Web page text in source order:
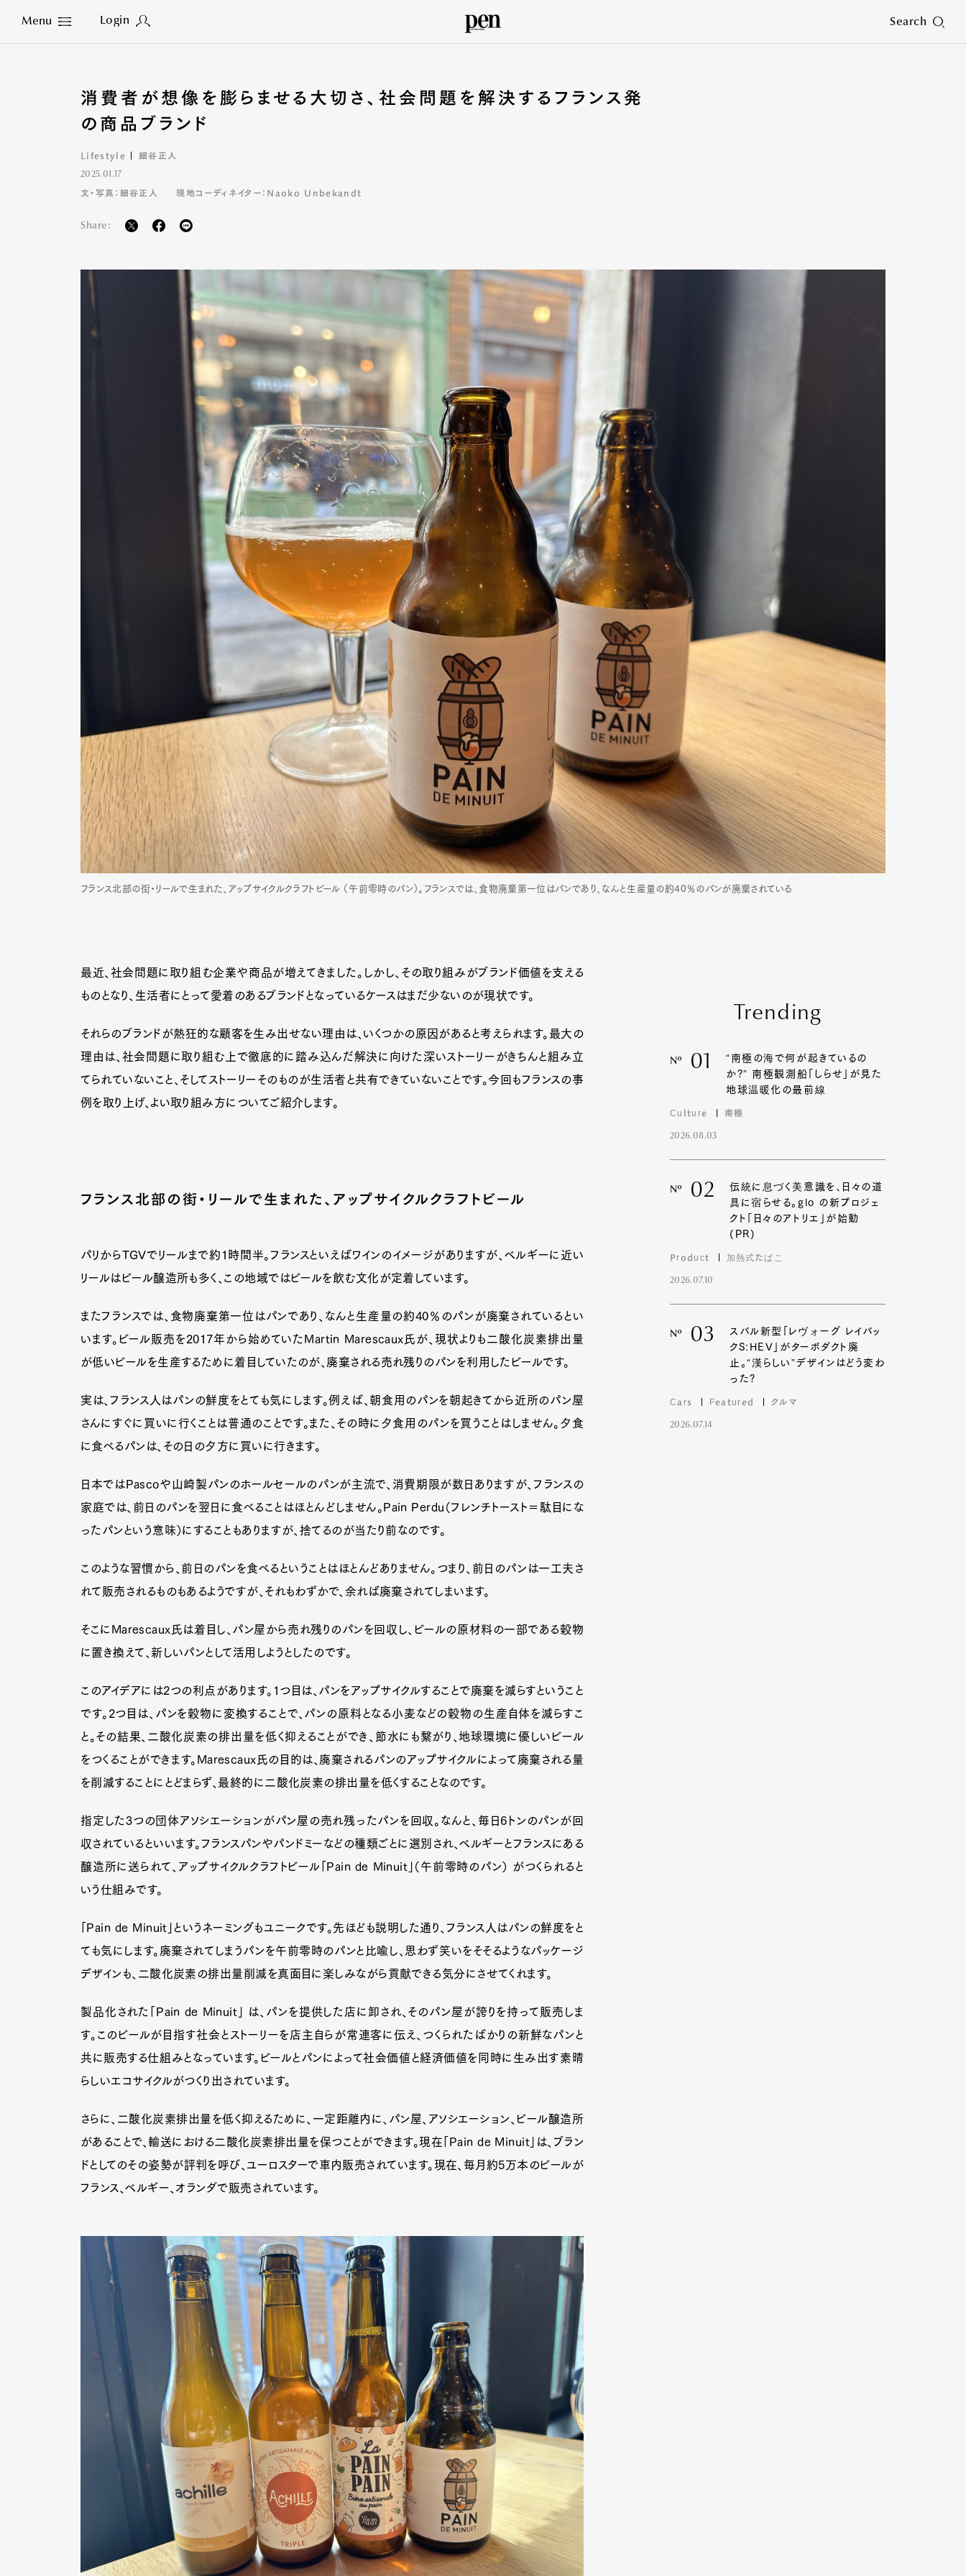
Menu Login Search
Close
Art&Design
Gourmet
Cars Product
Culture
Lifestyle
Pen Meet Pen international Pen tw
消費者が想像を膨らませる大切さ、社会問題を解決するフランス発
の商品ブランド
Lifestyle 細谷正人
2025.01.17
文・写真：細谷正人 現地コーディネイター：Naoko Unbekandt
Share:
フランス北部の街・リールで生まれた、アップサイクルクラフトビール （午前零時のパン）。フランスでは、食物廃棄第一位はパンであり、なんと生産量の約40％のパンが廃棄されている
最近、社会問題に取り組む企業や商品が増えてきました。しかし、その取り組みがブランド価値を支える
ものとなり、生活者にとって愛着のあるブランドとなっているケースはまだ少ないのが現状です。
それらのブランドが熱狂的な顧客を生み出せない理由は、いくつかの原因があると考えられます。最大の
理由は、社会問題に取り組む上で徹底的に踏み込んだ解決に向けた深いストーリーがきちんと組み立
てられていないこと、そしてストーリーそのものが生活者と共有できていないことです。今回もフランスの事
例を取り上げ、よい取り組み方についてご紹介します。
フランス北部の街・リールで生まれた、アップサイクルクラフトビール
パリからTGVでリールまで約1時間半。フランスといえばワインのイメージがありますが、ベルギーに近い
リールはビール醸造所も多く、この地域ではビールを飲む文化が定着しています。
またフランスでは、食物廃棄第一位はパンであり、なんと生産量の約40％のパンが廃棄されているとい
います。ビール販売を2017年から始めていたMartin Marescaux氏が、現状よりも二酸化炭素排出量
が低いビールを生産するために着目していたのが、廃棄される売れ残りのパンを利用したビールです。
実は、フランス人はパンの鮮度をとても気にします。例えば、朝食用のパンを朝起きてから近所のパン屋
さんにすぐに買いに行くことは普通のことです。また、その時に夕食用のパンを買うことはしません。夕食
に食べるパンは、その日の夕方に買いに行きます。
日本ではPascoや山崎製パンのホールセールのパンが主流で、消費期限が数日ありますが、フランスの
家庭では、前日のパンを翌日に食べることはほとんどしません。Pain Perdu（フレンチトースト＝駄目にな
ったパンという意味）にすることもありますが、捨てるのが当たり前なのです。
このような習慣から、前日のパンを食べるということはほとんどありません。つまり、前日のパンは一工夫さ
れて販売されるものもあるようですが、それもわずかで、余れば廃棄されてしまいます。
そこにMarescaux氏は着目し、パン屋から売れ残りのパンを回収し、ビールの原材料の一部である穀物
に置き換えて、新しいパンとして活用しようとしたのです。
このアイデアには2つの利点があります。1つ目は、パンをアップサイクルすることで廃棄を減らすということ
です。2つ目は、パンを穀物に変換することで、パンの原料となる小麦などの穀物の生産自体を減らすこ
と。その結果、二酸化炭素の排出量を低く抑えることができ、節水にも繋がり、地球環境に優しいビール
をつくることができます。Marescaux氏の目的は、廃棄されるパンのアップサイクルによって廃棄される量
を削減することにとどまらず、最終的に二酸化炭素の排出量を低くすることなのです。
指定した3つの団体アソシエーションがパン屋の売れ残ったパンを回収。なんと、毎日6トンのパンが回
収されているといいます。フランスパンやパンドミーなどの種類ごとに選別され、ベルギーとフランスにある
醸造所に送られて、アップサイクルクラフトビール「Pain de Minuit」（午前零時のパン） がつくられると
いう仕組みです。
「Pain de Minuit」というネーミングもユニークです。先ほども説明した通り、フランス人はパンの鮮度をと
ても気にします。廃棄されてしまうパンを午前零時のパンと比喩し、思わず笑いをそそるようなパッケージ
デザインも、二酸化炭素の排出量削減を真面目に楽しみながら貢献できる気分にさせてくれます。
製品化された「Pain de Minuit」 は、パンを提供した店に卸され、そのパン屋が誇りを持って販売しま
す。このビールが目指す社会とストーリーを店主自らが常連客に伝え、つくられたばかりの新鮮なパンと
共に販売する仕組みとなっています。ビールとパンによって社会価値と経済価値を同時に生み出す素晴
らしいエコサイクルがつくり出されています。
さらに、二酸化炭素排出量を低く抑えるために、一定距離内に、パン屋、アソシエーション、ビール醸造所
があることで、輸送における二酸化炭素排出量を保つことができます。現在「Pain de Minuit」は、ブラン
ドとしてのその姿勢が評判を呼び、ユーロスターで車内販売されています。現在、毎月約5万本のビールが
フランス、ベルギー、オランダで販売されています。
Trending
Nº 01
“南極の海で何が起きているの
か?” 南極観測船「しらせ」が見た
地球温暖化の最前線
Culture 南極
2026.08.03
Nº 02
伝統に息づく美意識を、日々の道
具に宿らせる。glo の新プロジェ
クト「日々のアトリエ」が始動
(PR)
Product 加熱式たばこ
2026.07.10
Nº 03
スバル新型「レヴォーグ レイバッ
クS:HEV」がターボダクト廃
止。“漢らしい”デザインはどう変わ
った?
Cars Featured クルマ
2026.07.14